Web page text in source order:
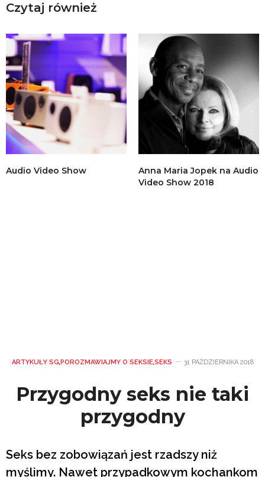
Czytaj również
Audio Video Show
Anna Maria Jopek na Audio
Video Show 2018
ARTYKUŁY SG,POROZMAWIAJMY O SEKSIE,SEKS 31 PAŹDZIERNIKA 2018
Przygodny seks nie taki
przygodny
Seks bez zobowiązań jest rzadszy niż
myślimy. Nawet przypadkowym kochankom